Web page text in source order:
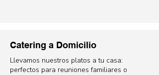
Catering a Domicilio
Llevamos nuestros platos a tu casa:
perfectos para reuniones familiares o